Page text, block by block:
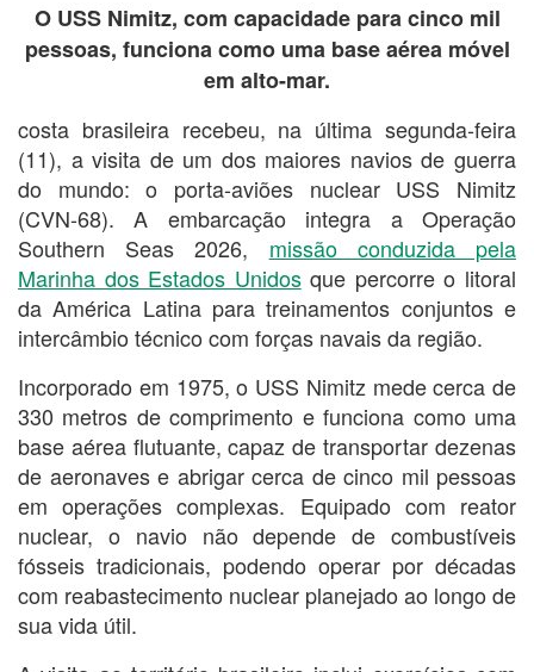
O USS Nimitz, com capacidade para cinco mil
pessoas, funciona como uma base aérea móvel
em alto-mar.
costa brasileira recebeu, na última segunda-feira
(11), a visita de um dos maiores navios de guerra
do mundo: o porta-aviões nuclear USS Nimitz
(CVN-68). A embarcação integra a Operação
Southern Seas 2026, missão conduzida pela
Marinha dos Estados Unidosque percorre o litoral
da América Latina para treinamentos conjuntos e
intercâmbio técnico com forças navais da região.
Incorporado em 1975, o USS Nimitz mede cerca de
330 metros de comprimento e funciona como uma
base aérea flutuante, capaz de transportar dezenas
de aeronaves e abrigar cerca de cinco mil pessoas
em operações complexas. Equipado com reator
nuclear, o navio não depende de combustíveis
fósseis tradicionais, podendo operar por décadas
com reabastecimento nuclear planejado ao longo de
sua vida útil.